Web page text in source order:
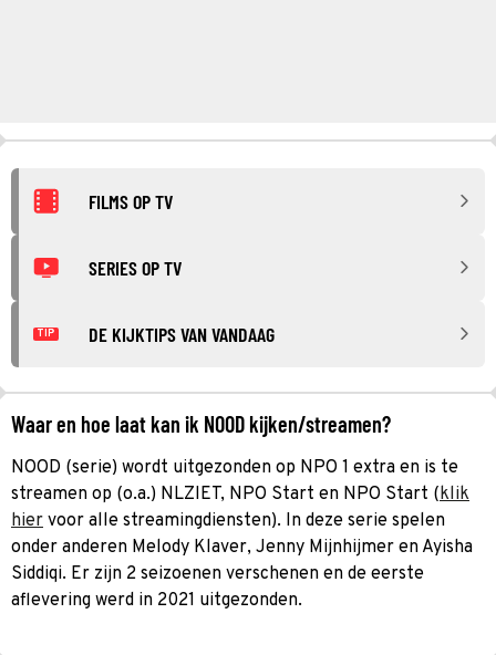
FILMS OP TV
SERIES OP TV
TIP DE KIJKTIPS VAN VANDAAG
Waar en hoe laat kan ik NOOD kijken/streamen?
NOOD (serie) wordt uitgezonden op NPO 1 extra en is te
streamen op (o.a.) NLZIET, NPO Start en NPO Start (klik
hier voor alle streamingdiensten). In deze serie spelen
onder anderen Melody Klaver, Jenny Mijnhijmer en Ayisha
Siddiqi. Er zijn 2 seizoenen verschenen en de eerste
aflevering werd in 2021 uitgezonden.